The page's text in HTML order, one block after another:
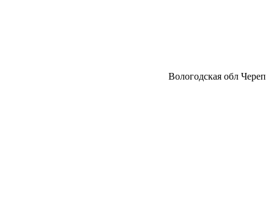
Вологодская обл